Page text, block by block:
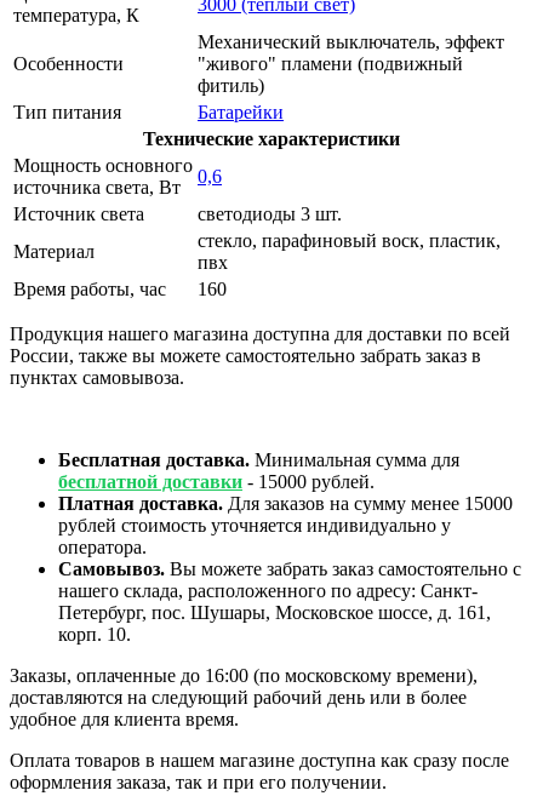
температура, К
Особенности
Механический выключатель, эффект
"живого" пламени (подвижный
фитиль)
Тип питания
Батарейки
Технические характеристики
Мощность основного
источника света, Вт
0,6
Источник света
светодиоды 3 шт.
Материал
стекло, парафиновый воск, пластик,
пвх
Время работы, час
160
Продукция нашего магазина доступна для доставки по всей
России, также вы можете самостоятельно забрать заказ в
пунктах самовывоза.
Бесплатная доставка. Минимальная сумма для
бесплатной доставки - 15000 рублей.
Платная доставка. Для заказов на сумму менее 15000
рублей стоимость уточняется индивидуально у
оператора.
Самовывоз. Вы можете забрать заказ самостоятельно с
нашего склада, расположенного по адресу: Санкт-
Петербург, пос. Шушары, Московское шоссе, д. 161,
корп. 10.
Заказы, оплаченные до 16:00 (по московскому времени),
доставляются на следующий рабочий день или в более
удобное для клиента время.
Оплата товаров в нашем магазине доступна как сразу после
оформления заказа, так и при его получении.